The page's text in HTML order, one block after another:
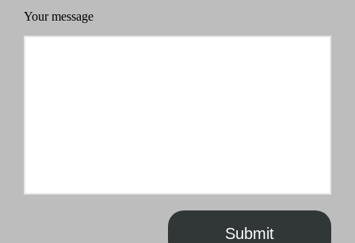
Your message